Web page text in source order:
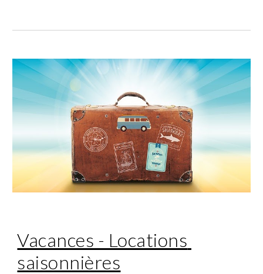
Vacances - Locations
saisonnières